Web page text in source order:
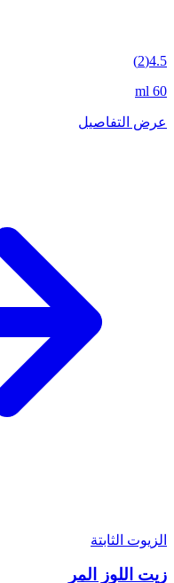
4.5
(
2
)
60 ml
عرض التفاصيل
الزيوت الثابتة
زيت اللوز المر